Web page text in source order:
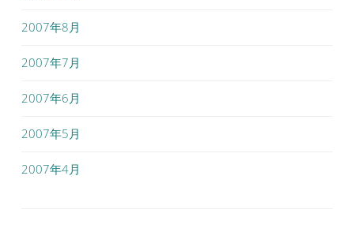
2007年8月
2007年7月
2007年6月
2007年5月
2007年4月